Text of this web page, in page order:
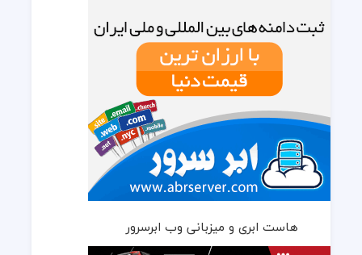
هاست ابری و میزبانی وب ابرسرور